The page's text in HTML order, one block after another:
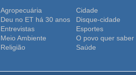
Agropecuária
Cidade
Deu no ET há 30 anos
Disque-cidade
Entrevistas
Esportes
Meio Ambiente
O povo quer saber
Religião Saúde